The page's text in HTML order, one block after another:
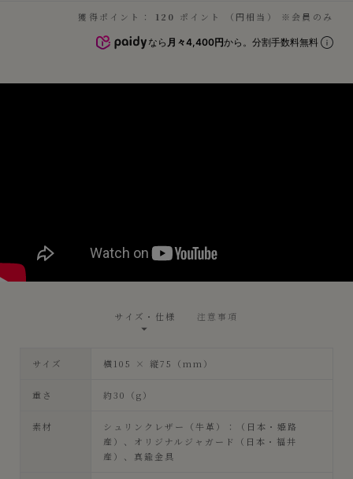
獲得ポイント： 120 ポイント （円相当） ※会員のみ
なら 月々4,400円から。分割手数料無料
サイズ・仕様 注意事項
サイズ 横105 × 縦75（mm）
重さ 約30（g）
素材
シュリンクレザー（牛革）：（日本・姫路
産）、オリジナルジャガード（日本・福井
産）、真鍮金具